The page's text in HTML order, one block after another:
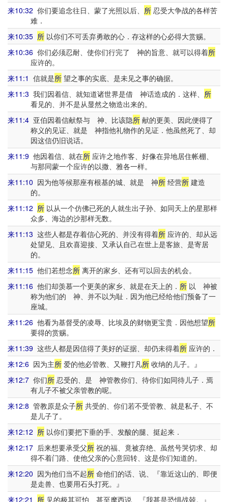
来10:32 你们要追念往日、蒙了光照以后、 所 忍受大争战的各样苦
难．
来10:35 所 以你们不可丢弃勇敢的心．存这样的心必得大赏赐。
来10:36 你们必须忍耐、使你们行完了 神的旨意、就可以得着所
应许的。
来11:1 信就是所 望之事的实底、是未见之事的确据。
来11:3 我们因着信、就知道诸世界是借 神话造成的．这样、 所
看见的、并不是从显然之物造出来的。
来11:4 亚伯因着信献祭与 神、比该隐所 献的更美、因此便得了
称义的见证、就是 神指他礼物作的见证．他虽然死了、却
因这信仍旧说话。
来11:9 他因着信、就在所 应许之地作客、好像在异地居住帐棚、
与那同蒙一个应许的以撒、雅各一样。
来11:10 因为他等候那座有根基的城、就是 神所 经营所 建造
的。
来11:12 所 以从一个仿佛已死的人就生出子孙、如同天上的星那样
众多、海边的沙那样无数。
来11:13 这些人都是存着信心死的、并没有得着所 应许的、却从远
处望见、且欢喜迎接、又承认自己在世上是客旅、是寄居
的。
来11:15 他们若想念所 离开的家乡、还有可以回去的机会。
来11:16 他们却羡慕一个更美的家乡、就是在天上的． 所 以 神被
称为他们的 神、并不以为耻．因为他已经给他们预备了一
座城。
来11:26 他看为基督受的凌辱、比埃及的财物更宝贵．因他想望所
要得的赏赐。
来11:39 这些人都是因信得了美好的证据、却仍未得着所 应许的．
来12:6 因为主所 爱的他必管教、又鞭打凡所 收纳的儿子。』
来12:7 你们所 忍受的、是 神管教你们、待你们如同待儿子．焉
有儿子不被父亲管教的呢。
来12:8 管教原是众子所 共受的、你们若不受管教、就是私子、不
是儿子了。
来12:12 所 以你们要把下垂的手、发酸的腿、挺起来．
来12:17 后来想要承受父所 祝的福、竟被弃绝、虽然号哭切求、却
得不着门路、使他父亲的心意回转、这是你们知道的。
来12:20 因为他们当不起所 命他们的话、说、『靠近这山的、即便
是走兽、也要用石头打死。』
来12:21 所 见的极其可怕、甚至摩西说、『我甚是恐惧战兢。』